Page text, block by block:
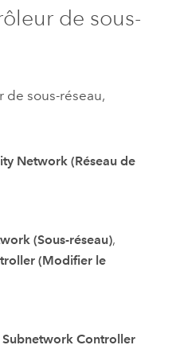
de sous-
de sous-réseau,
Network (Réseau de
(Sous-réseau),
(Modifier le
Controller